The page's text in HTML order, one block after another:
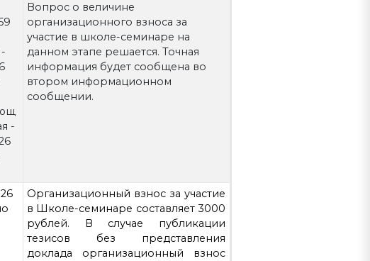
-
Вопрос о величине
организационного взноса за
участие в школе-семинаре на
данном этапе решается. Точная
информация будет сообщена во
втором информационном
сообщении.
Организационный взнос за участие
в Школе-семинаре составляет 3000
рублей. В случае публикации
тезисов без представления
доклада организационный взнос